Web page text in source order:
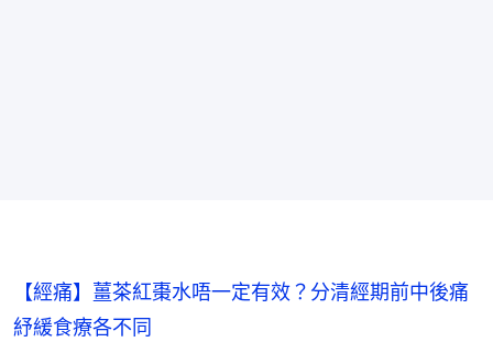
【經痛】薑茶紅棗水唔一定有效？分清經期前中後痛
紓緩食療各不同